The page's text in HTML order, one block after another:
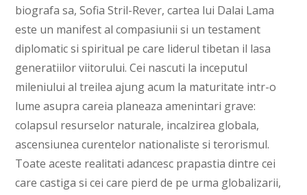
biografa sa, Sofia Stril-Rever, cartea lui Dalai Lama
este un manifest al compasiunii si un testament
diplomatic si spiritual pe care liderul tibetan il lasa
generatiilor viitorului. Cei nascuti la inceputul
mileniului al treilea ajung acum la maturitate intr-o
lume asupra careia planeaza amenintari grave:
colapsul resurselor naturale, incalzirea globala,
ascensiunea curentelor nationaliste si terorismul.
Toate aceste realitati adancesc prapastia dintre cei
care castiga si cei care pierd de pe urma globalizarii,